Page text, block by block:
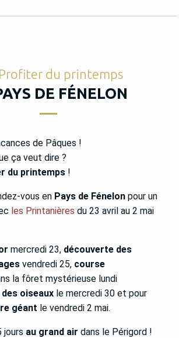
du printemps
DE FÉNELON
de Pâques !
ça veut dire ?
du printemps !
vous en Pays de Fénelon pour un
les Printanières du 23 avril au 2 mai
mercredi 23, découverte des
vendredi 25, course
la fôret mystérieuse lundi
oiseaux le mercredi 30 et pour
géant le vendredi 2 mai.
jours au grand air dans le Périgord !